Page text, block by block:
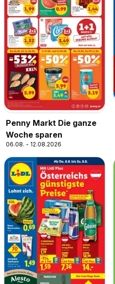
Penny Markt Die ganze
Woche sparen
06.08. - 12.08.2026